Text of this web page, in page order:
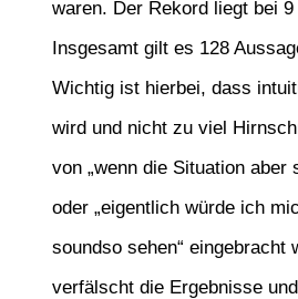
waren. Der Rekord liegt bei 9
Insgesamt gilt es 128
Wichtig ist hierbei, dass
wird und nicht zu viel
von „wenn die Situation
oder „eigentlich würde ich
soundso sehen“ eingebracht
verfälscht die Ergebnisse